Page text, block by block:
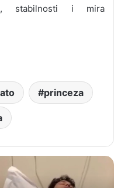
stabilnosti i mira
princeza